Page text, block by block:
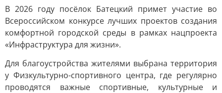
В 2026 году посёлок Батецкий примет участие во
Всероссийском конкурсе лучших проектов создания
комфортной городской среды в рамках нацпроекта
«Инфраструктура для жизни».
Для благоустройства жителями выбрана территория
у Физкультурно-спортивного центра, где регулярно
проводятся важные спортивные, культурные и